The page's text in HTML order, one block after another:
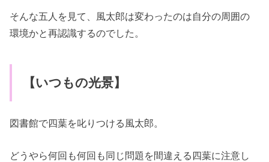
そんな五人を見て、風太郎は変わったのは自分の周囲の
環境かと再認識するのでした。
【いつもの光景】
図書館で四葉を叱りつける風太郎。
どうやら何回も何回も同じ問題を間違える四葉に注意し